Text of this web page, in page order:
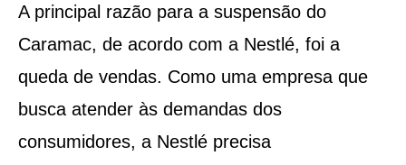
A principal razão para a suspensão do
Caramac, de acordo com a Nestlé, foi a
queda de vendas. Como uma empresa que
busca atender às demandas dos
consumidores, a Nestlé precisa